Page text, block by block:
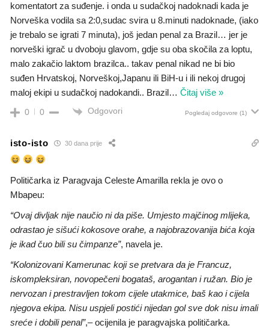
komentatort za suđenje. i onda u sudačkoj nadoknadi kada je
Norveška vodila sa 2:0,sudac svira u 8.minuti nadoknade, (iako
je trebalo se igrati 7 minuta), još jedan penal za Brazil… jer je
norveški igrač u dvoboju glavom, gdje su oba skočila za loptu,
malo zakačio laktom brazilca.. takav penal nikad ne bi bio
suđen Hrvatskoj, Norveškoj,Japanu ili BiH-u i ili nekoj drugoj
maloj ekipi u sudačkoj nadokandi.. Brazil … Čitaj više »
0 0 Odgovori Pogledaj odgovore (1)
isto-isto 30 dana prije
Političarka iz Paragvaja Celeste Amarilla rekla je ovo o
Mbapeu:
“Ovaj divljak nije naučio ni da piše. Umjesto majčinog mlijeka,
odrastao je sišući kokosove orahe, a najobrazovanija bića koja
je ikad čuo bili su čimpanze”, navela je.
“Kolonizovani Kamerunac koji se pretvara da je Francuz,
iskompleksiran, novopečeni bogataš, arogantan i ružan. Bio je
nervozan i prestravljen tokom cijele utakmice, baš kao i cijela
njegova ekipa. Nisu uspjeli postići nijedan gol sve dok nisu imali
sreće i dobili penal”,– ocijenila je paragvajska političarka.